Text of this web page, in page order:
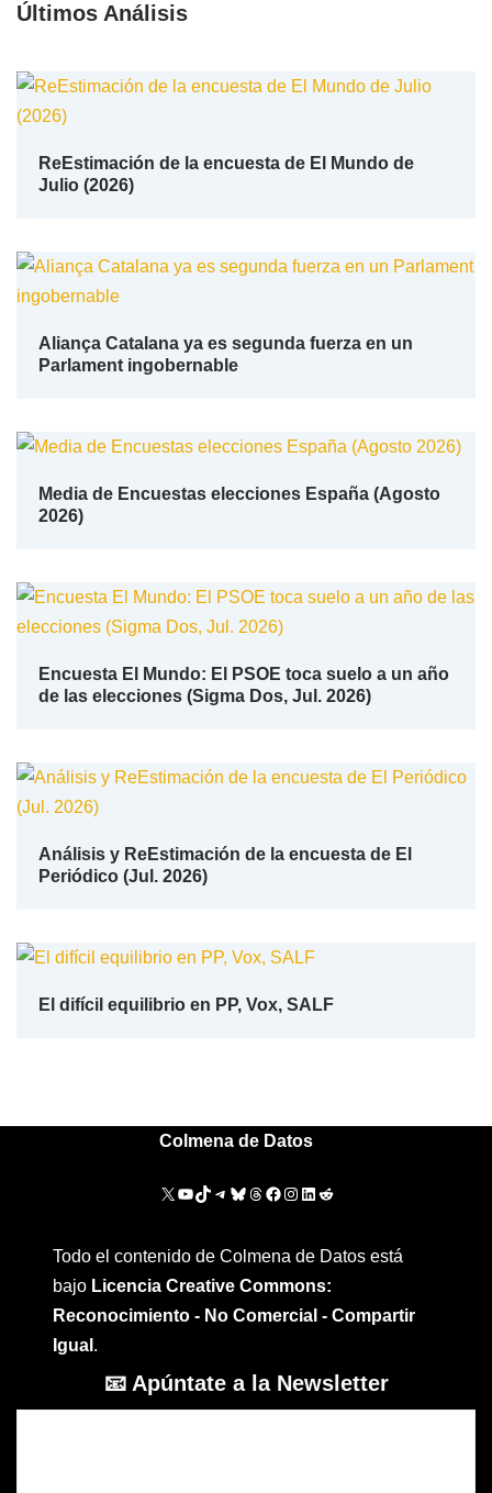
Últimos Análisis
ReEstimación de la encuesta de El Mundo de
Julio (2026)
Aliança Catalana ya es segunda fuerza en un
Parlament ingobernable
Media de Encuestas elecciones España (Agosto
2026)
Encuesta El Mundo: El PSOE toca suelo a un año
de las elecciones (Sigma Dos, Jul. 2026)
Análisis y ReEstimación de la encuesta de El
Periódico (Jul. 2026)
El difícil equilibrio en PP, Vox, SALF
Colmena de Datos
Todo el contenido de Colmena de Datos está
bajo Licencia Creative Commons:
Reconocimiento - No Comercial - Compartir
Igual .
📧 Apúntate a la Newsletter